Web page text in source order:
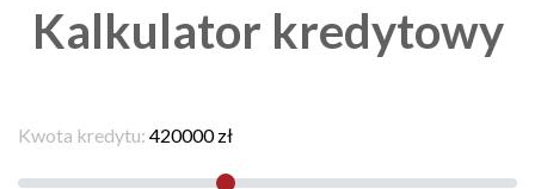
Kalkulator kredytowy
Kwota kredytu: 420000 zł